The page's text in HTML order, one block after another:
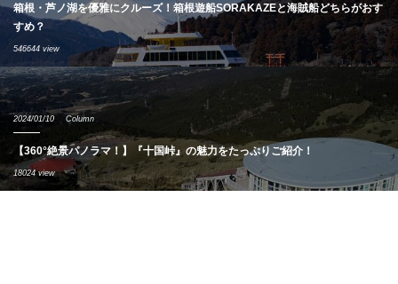
箱根・芦ノ湖を優雅にクルーズ！箱根遊船SORAKAZEと海賊船どちらがおす
すめ？
546644 view
2024/01/10 Column
【360°絶景パノラマ！】『十国峠』の魅力をたっぷりご紹介！
18024 view